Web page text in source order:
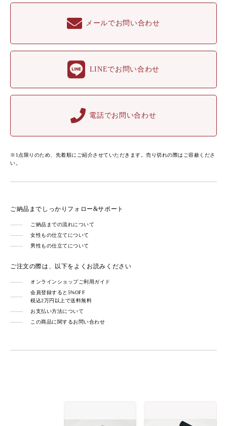
メールでお問い合わせ
LINEでお問い合わせ
電話でお問い合わせ
※1点限りのため、先着順にご紹介させていただきます。売り切れの際はご容赦くださ
い。
ご納品までしっかりフォロー&サポート
ご納品までの流れについて
女性もの仕立てについて
男性もの仕立てについて
ご注文の際は、以下をよくお読みください
オンラインショップご利用ガイド
会員登録すると5%OFF
税込2万円以上で送料無料
お支払い方法について
この商品に関するお問い合わせ